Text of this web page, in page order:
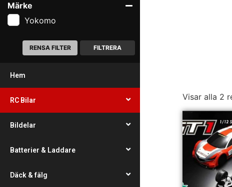
Märke
Yokomo
FILTRERA
RENSA FILTER
Hem
RC Bilar
Bildelar
Batterier & Laddare
Däck & fälg
Visar alla 2